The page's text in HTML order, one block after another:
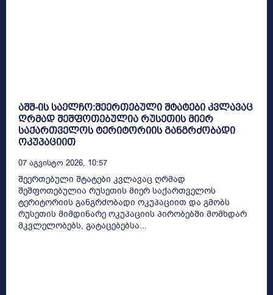
აშშ-ის საელჩო:შეერთებული შტატები კვლავაც
ღრმად შეშფოთებულია რუსეთის მიერ
საქართველოს ტერიტორიის განგრძობადი
ოკუპაციით
07 Აგვისტო 2026, 10:57
შეერთებული შტატები კვლავაც ღრმად
შეშფოთებულია რუსეთის მიერ საქართველოს
ტერიტორიის განგრძობადი ოკუპაციით და გმობს
რუსეთის მიმდინარე ოკუპაციის პირობებში მომხდარ
მკვლელობებს, გატაცებებსა...